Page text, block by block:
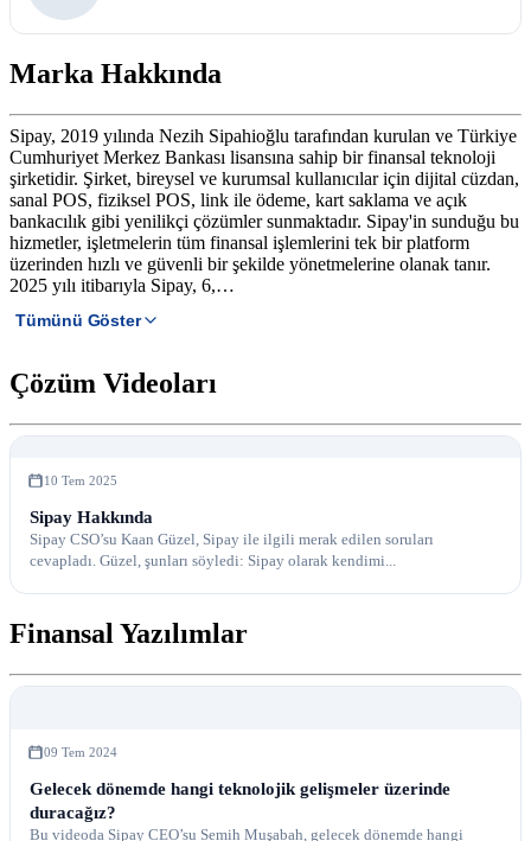
Marka Hakkında
Sipay, 2019 yılında Nezih Sipahioğlu tarafından kurulan ve Türkiye
Cumhuriyet Merkez Bankası lisansına sahip bir finansal teknoloji
şirketidir. Şirket, bireysel ve kurumsal kullanıcılar için dijital cüzdan,
sanal POS, fiziksel POS, link ile ödeme, kart saklama ve açık
bankacılık gibi yenilikçi çözümler sunmaktadır. Sipay'in sunduğu bu
hizmetler, işletmelerin tüm finansal işlemlerini tek bir platform
üzerinden hızlı ve güvenli bir şekilde yönetmelerine olanak tanır.
2025 yılı itibarıyla Sipay, 6,…
Tümünü Göster
Çözüm Videoları
10 Tem 2025
Sipay Hakkında
Sipay CSO’su Kaan Güzel, Sipay ile ilgili merak edilen soruları
cevapladı. Güzel, şunları söyledi: Sipay olarak kendimi...
Finansal Yazılımlar
09 Tem 2024
Gelecek dönemde hangi teknolojik gelişmeler üzerinde
duracağız?
Bu videoda Sipay CEO’su Semih Muşabah, gelecek dönemde hangi